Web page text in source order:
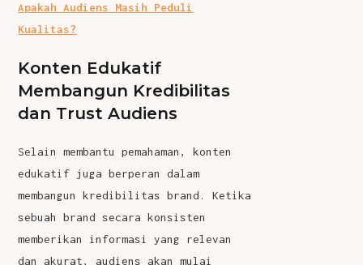
Apakah Audiens Masih Peduli
Kualitas?
Konten Edukatif
Membangun Kredibilitas
dan Trust Audiens
Selain membantu pemahaman,konten
edukatif juga berperan dalam
membangun kredibilitas brand. Ketika
sebuah brand secara konsisten
memberikan informasi yang relevan
dan akurat, audiens akan mulai